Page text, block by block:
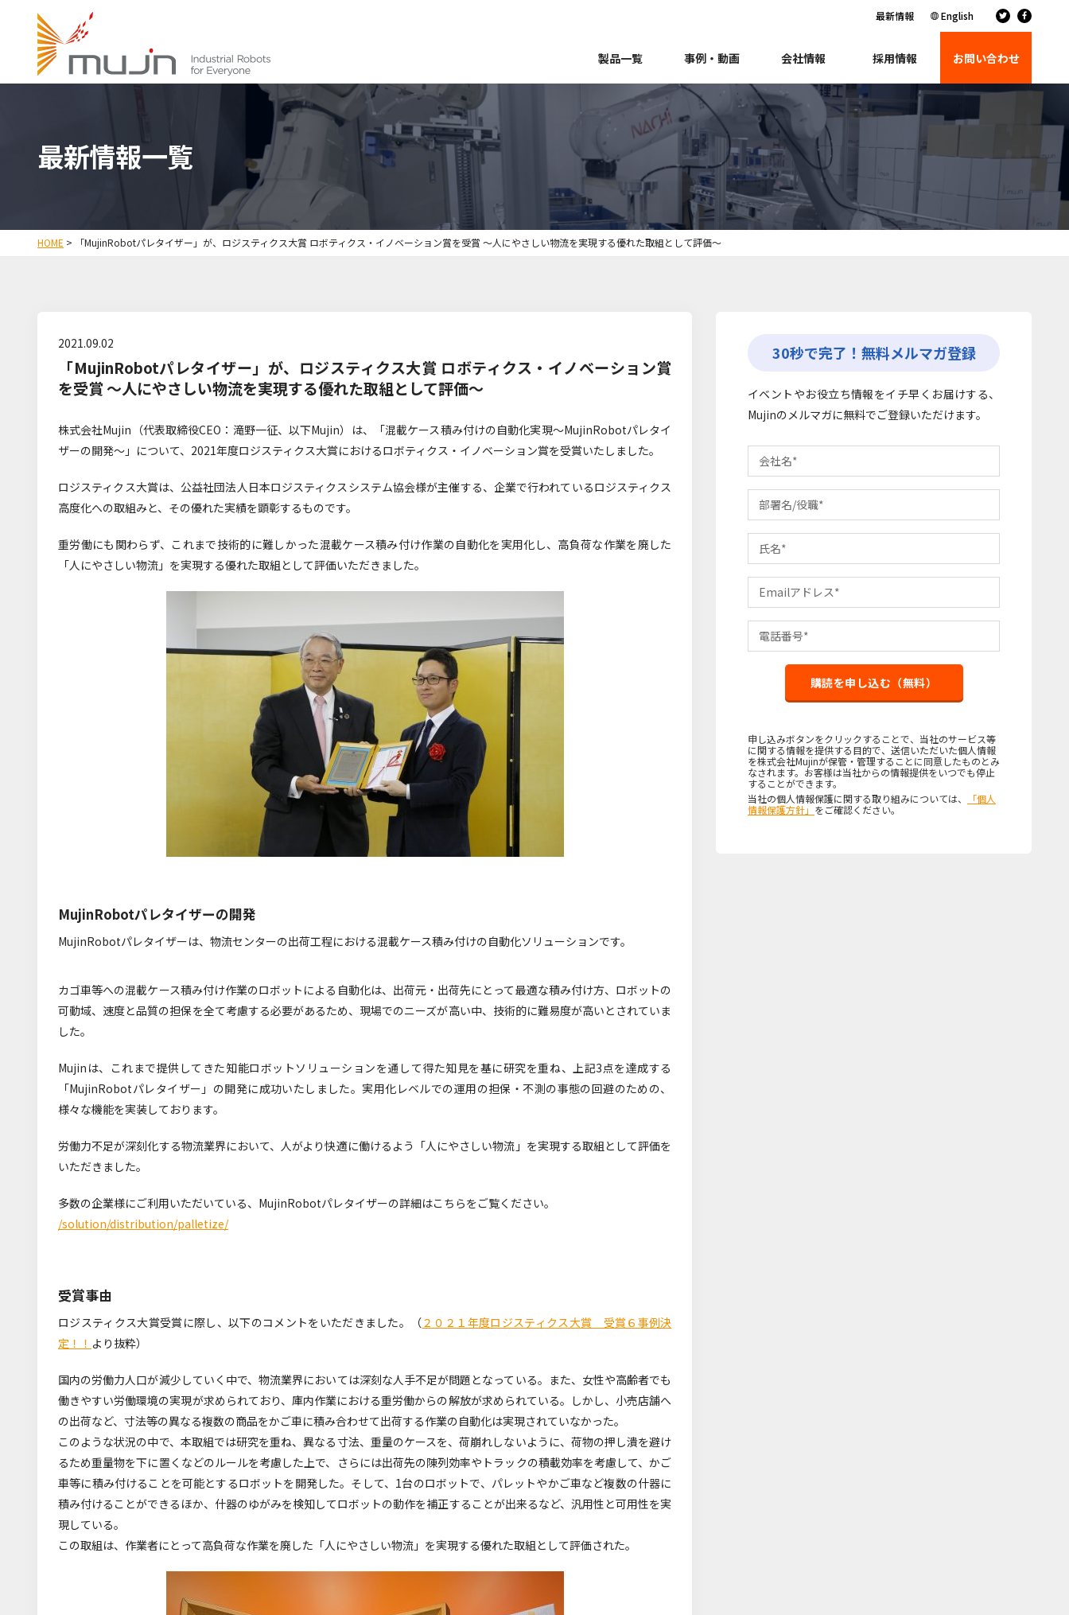
最新情報 English
製品一覧 事例・動画 会社情報 採用情報 お問い合わせ
最新情報一覧
HOME > 「MujinRobotパレタイザー」が、ロジスティクス大賞 ロボティクス・イノベーション賞を受賞 ～人にやさしい物流を実現する優れた取組として評価～
2021.09.02
「MujinRobotパレタイザー」が、ロジスティクス大賞 ロボティクス・イノベーション賞
を受賞 ～人にやさしい物流を実現する優れた取組として評価～
株式会社Mujin（代表取締役CEO：滝野一征、以下Mujin）は、「混載ケース積み付けの自動化実現～MujinRobotパレタイ
ザーの開発～」について、2021年度ロジスティクス大賞におけるロボティクス・イノベーション賞を受賞いたしました。
ロジスティクス大賞は、公益社団法人日本ロジスティクスシステム協会様が主催する、企業で行われているロジスティクス
高度化への取組みと、その優れた実績を顕彰するものです。
重労働にも関わらず、これまで技術的に難しかった混載ケース積み付け作業の自動化を実用化し、高負荷な作業を廃した
「人にやさしい物流」を実現する優れた取組として評価いただきました。
MujinRobotパレタイザーの開発
MujinRobotパレタイザーは、物流センターの出荷工程における混載ケース積み付けの自動化ソリューションです。
カゴ車等への混載ケース積み付け作業のロボットによる自動化は、出荷元・出荷先にとって最適な積み付け方、ロボットの
可動域、速度と品質の担保を全て考慮する必要があるため、現場でのニーズが高い中、技術的に難易度が高いとされていま
した。
Mujinは、これまで提供してきた知能ロボットソリューションを通して得た知見を基に研究を重ね、上記3点を達成する
「MujinRobotパレタイザー」の開発に成功いたしました。実用化レベルでの運用の担保・不測の事態の回避のための、
様々な機能を実装しております。
労働力不足が深刻化する物流業界において、人がより快適に働けるよう「人にやさしい物流」を実現する取組として評価を
いただきました。
多数の企業様にご利用いただいている、MujinRobotパレタイザーの詳細はこちらをご覧ください。
/solution/distribution/palletize/
受賞事由
ロジスティクス大賞受賞に際し、以下のコメントをいただきました。（２０２１年度ロジスティクス大賞 受賞６事例決
定！！ より抜粋）
国内の労働力人口が減少していく中で、物流業界においては深刻な人手不足が問題となっている。また、女性や高齢者でも
働きやすい労働環境の実現が求められており、庫内作業における重労働からの解放が求められている。しかし、小売店舗へ
の出荷など、寸法等の異なる複数の商品をかご車に積み合わせて出荷する作業の自動化は実現されていなかった。
このような状況の中で、本取組では研究を重ね、異なる寸法、重量のケースを、荷崩れしないように、荷物の押し潰を避け
るため重量物を下に置くなどのルールを考慮した上で、さらには出荷先の陳列効率やトラックの積載効率を考慮して、かご
車等に積み付けることを可能とするロボットを開発した。そして、1台のロボットで、パレットやかご車など複数の什器に
積み付けることができるほか、什器のゆがみを検知してロボットの動作を補正することが出来るなど、汎用性と可用性を実
現している。
この取組は、作業者にとって高負荷な作業を廃した「人にやさしい物流」を実現する優れた取組として評価された。
30秒で完了！無料メルマガ登録
イベントやお役立ち情報をイチ早くお届けする、
Mujinのメルマガに無料でご登録いただけます。
購読を申し込む（無料）
申し込みボタンをクリックすることで、当社のサービス等
に関する情報を提供する目的で、送信いただいた個人情報
を株式会社Mujinが保管・管理することに同意したものとみ
なされます。お客様は当社からの情報提供をいつでも停止
することができます。
当社の個人情報保護に関する取り組みについては、
「個人
情報保護方針」 をご確認ください。